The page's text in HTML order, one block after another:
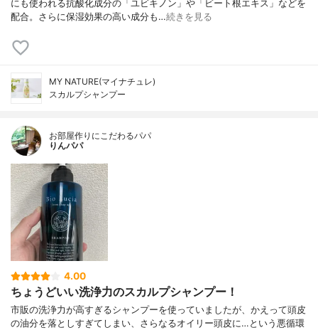
にも使われる抗酸化成分の「ユビキノン」や「ビート根エキス」などを
配合。さらに保湿効果の高い成分も…続きを見る
MY NATURE(マイナチュレ)
スカルプシャンプー
お部屋作りにこだわるパパ
りんパパ
4.00
ちょうどいい洗浄力のスカルプシャンプー！
市販の洗浄力が高すぎるシャンプーを使っていましたが、かえって頭皮
の油分を落としすぎてしまい、さらなるオイリー頭皮に…という悪循環